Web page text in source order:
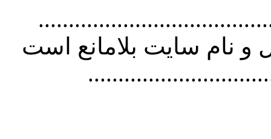
استفاده از
نام سايت بلامانع است